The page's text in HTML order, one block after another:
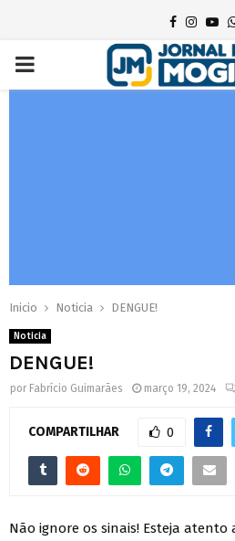
Facebook
PRIMARY
Inicio Noticia DENGUE!
Noticia
DENGUE!
por Fabrício Guimarães março 19, 2024
COMPARTILHAR 0
Não ignore os sinais! Esteja